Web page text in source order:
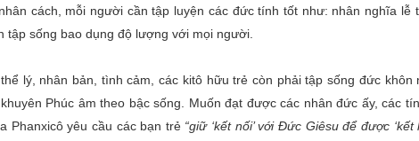
cách, mỗi người cần tập luyện các đức tính tốt như: nhân nghĩa lễ
tập sống bao dụng độ lượng với mọi người.
lý, nhân bản, tình cảm, các kitô hữu trẻ còn phải tập sống đức khôn
Phúc âm theo bậc sống. Muốn đạt được các nhân đức ấy, các
Phanxicô yêu cầu các bạn trẻ “giữ ‘kết nối’ với Đức Giêsu để được